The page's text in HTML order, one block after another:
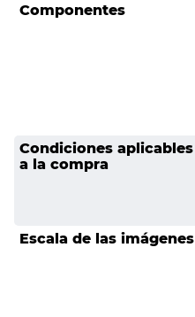
Componentes
Condiciones aplicables
a la compra
Escala de las imágenes